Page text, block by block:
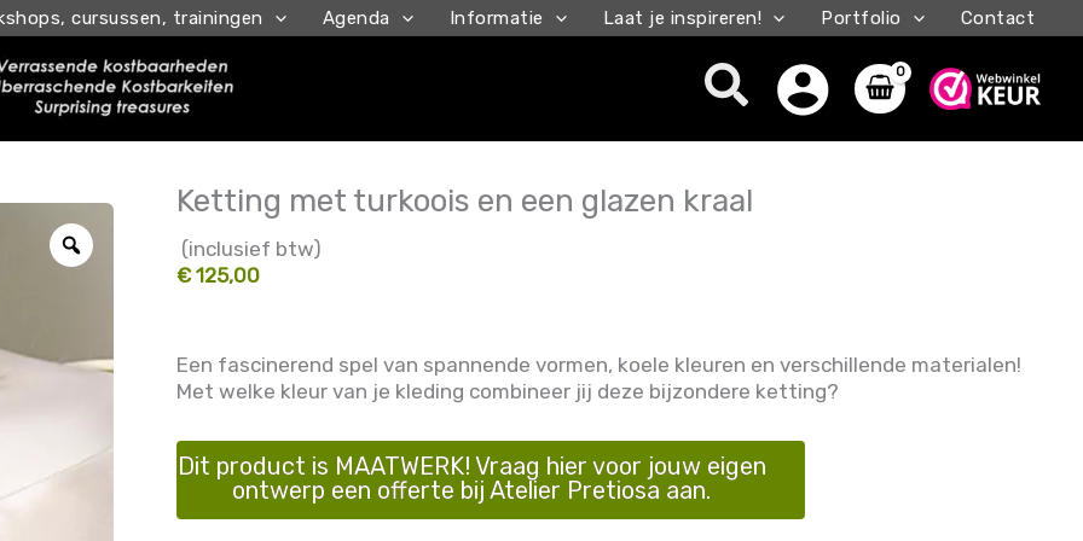
cursussen, trainingen Agenda Informatie Laat je inspireren! Portfolio Contact
Zoeken
Zoom
Ketting met turkoois en een glazen kraal
(inclusief btw)
€ 125,00
Een fascinerend spel van spannende vormen, koele kleuren en verschillende materialen!
Met welke kleur van je kleding combineer jij deze bijzondere ketting?
Dit product is MAATWERK! Vraag hier voor jouw eigen
ontwerp een offerte bij Atelier Pretiosa aan.